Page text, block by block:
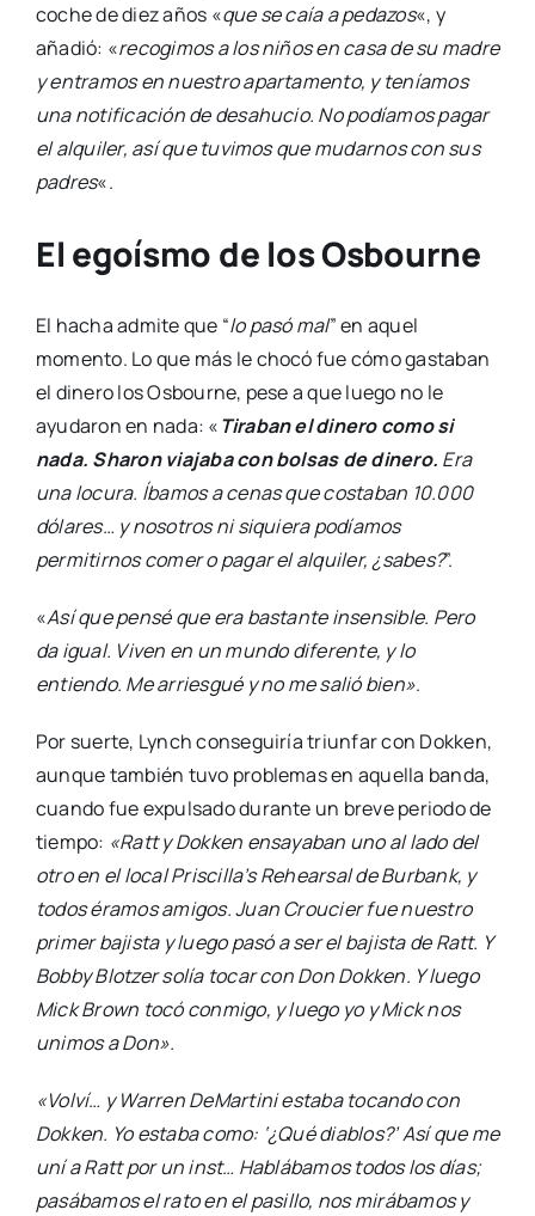
coche de diez años «que se caía a pedazos«, y
añadió: «recogimos a los niños en casa de su madre
y entramos en nuestro apartamento, y teníamos
una notificación de desahucio. No podíamos pagar
el alquiler, así que tuvimos que mudarnos con sus
padres«.
El egoísmo de los Osbourne
El hacha admite que “lo pasó mal” en aquel
momento. Lo que más le chocó fue cómo gastaban
el dinero los Osbourne, pese a que luego no le
ayudaron en nada: «Tiraban el dinero como si
nada. Sharon viajaba con bolsas de dinero. Era
una locura. Íbamos a cenas que costaban 10.000
dólares… y nosotros ni siquiera podíamos
permitirnos comer o pagar el alquiler, ¿sabes?”.
«Así que pensé que era bastante insensible. Pero
da igual. Viven en un mundo diferente, y lo
entiendo. Me arriesgué y no me salió bien».
Por suerte, Lynch conseguiría triunfar con Dokken,
aunque también tuvo problemas en aquella banda,
cuando fue expulsado durante un breve periodo de
tiempo: «Ratt y Dokken ensayaban uno al lado del
otro en el local Priscilla’s Rehearsal de Burbank, y
todos éramos amigos. Juan Croucier fue nuestro
primer bajista y luego pasó a ser el bajista de Ratt. Y
Bobby Blotzer solía tocar con Don Dokken. Y luego
Mick Brown tocó conmigo, y luego yo y Mick nos
unimos a Don».
«Volví… y Warren DeMartini estaba tocando con
Dokken. Yo estaba como: ‘¿Qué diablos?’ Así que me
uní a Ratt por un inst… Hablábamos todos los días;
pasábamos el rato en el pasillo, nos mirábamos y